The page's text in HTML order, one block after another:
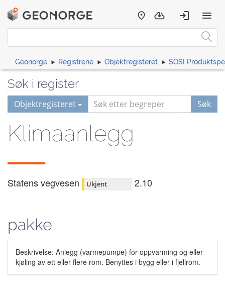
Geonorge Registrene Objektregisteret SOSI
Søk i register
Objektregisteret Søk
Klimaanlegg
Statens vegvesen Ukjent 2.10
pakke
Beskrivelse: Anlegg (varmepumpe) for oppvarming og eller
kjøling av ett eller flere rom. Benyttes i bygg eller i fjellrom.